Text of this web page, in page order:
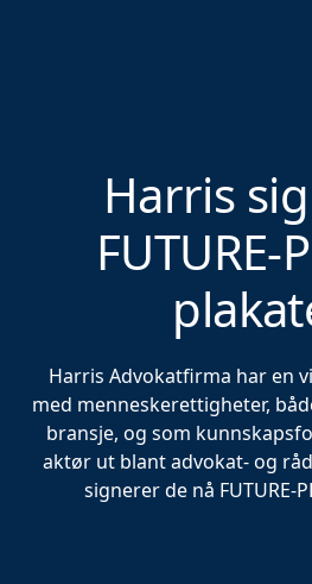
Harris
FUTURE-
Harris Advokatfirma har en
med menneskerettigheter,
bransje, og som
aktør ut blant advokat- og
signerer de nå FUTURE-